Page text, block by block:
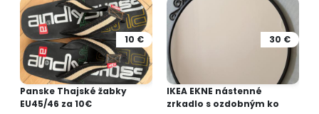
10 €
Panske Thajské žabky
EU45/46 za 10€
30 €
IKEA EKNE nástenné
zrkadlo s ozdobným ko